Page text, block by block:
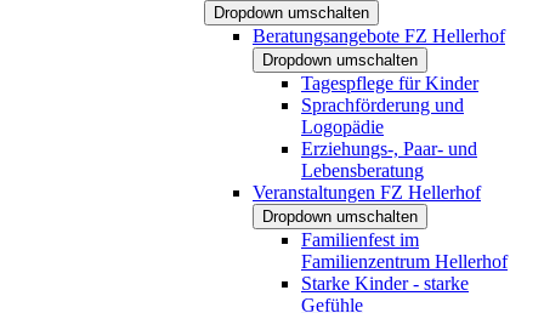
Dropdown umschalten
Beratungsangebote FZ Hellerhof
Dropdown umschalten
Tagespflege für Kinder
Sprachförderung und
Logopädie
Erziehungs-, Paar- und
Lebensberatung
Veranstaltungen FZ Hellerhof
Dropdown umschalten
Familienfest im
Familienzentrum Hellerhof
Starke Kinder - starke
Gefühle